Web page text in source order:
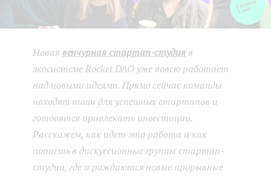
Новая венчурная стартап-студия в
экосистеме Rocket DAO уже вовсю работает
над новыми идеями. Прямо сейчас команды
находят ниши для успешных стартапов и
готовятся привлекать инвестиции.
Расскажем, как идет эта работа и как
попасть в дискуссионные группы стартап-
студии, где и рождаются новые прорывные